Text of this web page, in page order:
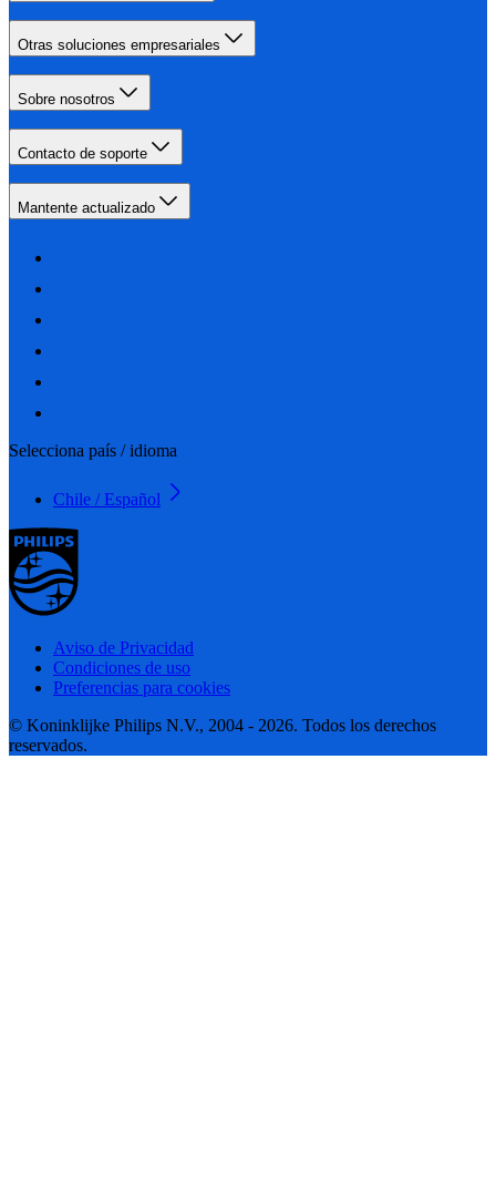
Otras soluciones empresariales
Sobre nosotros
Contacto de soporte
Mantente actualizado
Selecciona país / idioma
Chile / Español
Aviso de Privacidad
Condiciones de uso
Preferencias para cookies
© Koninklijke Philips N.V., 2004 - 2026. Todos los derechos
reservados.